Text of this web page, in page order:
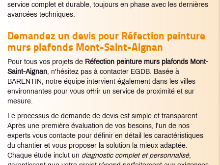
service complet et durable, toujours en phase avec les dernières
avancées techniques.
Demandez un devis pour Réfection peinture
murs plafonds Mont-Saint-Aignan
Pour tous vos projets de Réfection peinture murs plafonds Mont-
Saint-Aignan, n'hésitez pas à contacter EGDB. Basée à
BARENTIN, notre équipe intervient également dans les villes
environnantes pour vous offrir un service de proximité et sur
mesure.
Le processus de demande de devis est simple et transparent.
Après une première évaluation de vos besoins, l'un de nos
experts vous contacte pour définir en détail les caractéristiques
du chantier et vous proposer la solution la mieux adaptée.
Chaque étude inclut un diagnostic complet et personnalisé,